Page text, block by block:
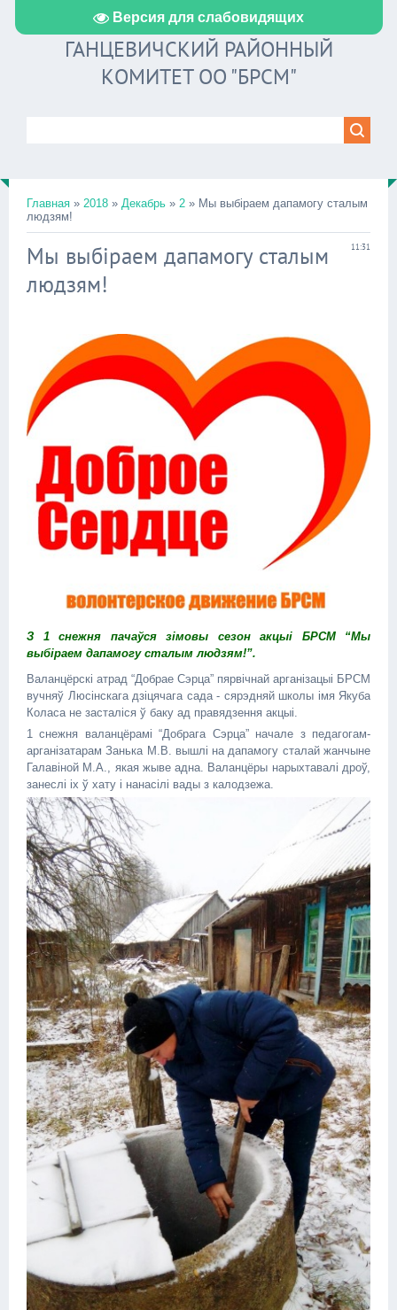
Версия для слабовидящих
ГАНЦЕВИЧСКИЙ РАЙОННЫЙ
КОМИТЕТ ОО "БРСМ"
Главная » 2018 » Декабрь » 2 » Мы выбіраем дапамогу сталым
людзям!
11:31
Мы выбіраем дапамогу сталым
людзям!
З 1 снежня пачаўся зімовы сезон акцыі БРСМ “Мы
выбіраем дапамогу сталым людзям!”.
Валанцёрскі атрад “Добрае Сэрца” пярвічнай арганізацыі БРСМ
вучняў Люсінскага дзіцячага сада - сярэдняй школы імя Якуба
Коласа не засталіся ў баку ад правядзення акцыі.
1 снежня валанцёрамі “Добрага Сэрца” начале з педагогам-
арганізатарам Занька М.В. вышлі на дапамогу сталай жанчыне
Галавіной М.А., якая жыве адна. Валанцёры нарыхтавалі дроў,
занеслі іх ў хату і нанасілі вады з калодзежа.